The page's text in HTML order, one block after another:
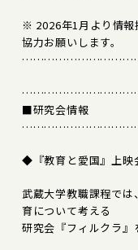
※ 2026年1月より情報
協力お願いします。
■研究会情報
◆『教育と愛国』上映
武蔵大学教職課程で
育について考える
研究会『フィルクラ』